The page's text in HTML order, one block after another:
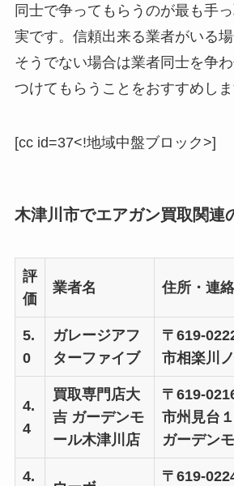
同士で争ってもらうのが最も手
実です。信頼出来る業者がいる場
そうでない場合は業者同士を争
つけてもらうことをおすすめしま
[cc id=37<!地域中盤ブロック>]
木津川市でエアガン買取関連
評
価
業者名 住所・連
5.
0
ガレージアフ
ターファイブ
〒619-
市相楽川
4.
4
買取専門店大
吉 ガーデンモ
ール木津川店
〒619-
市州見台
ガーデン
4. 〒619-